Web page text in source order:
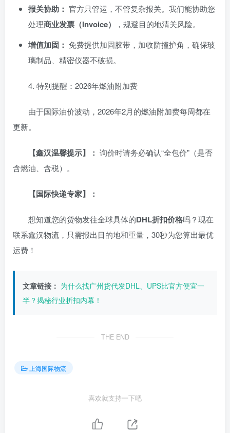
报关协助： 官方只管运，不管复杂报关。我们能协助您
处理商业发票（Invoice） ，规避目的地清关风险。
增值加固： 免费提供加固胶带，加收防撞护角，确保玻
璃制品、精密仪器不破损。
​4. 特别提醒：2026年燃油附加费
​由于国际油价波动，2026年2月的燃油附加费每周都在
更新。
【鑫汉温馨提示】： 询价时请务必确认“全包价”（是否
含燃油、含税）。
【国际快递专家】：
想知道您的货物发往全球具体的DHL折扣价格吗？现在
联系鑫汉物流，只需报出目的地和重量，30秒为您算出最优
运费！
文章链接： 为什么找广州货代发DHL、UPS比官方便宜一
半？揭秘行业折扣内幕！
THE END
上海国际物流
喜欢就支持一下吧